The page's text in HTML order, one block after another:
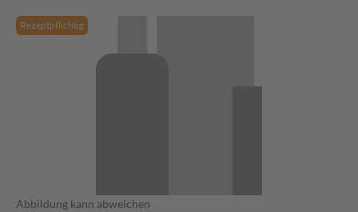
Rezeptpflichtig
Abbildung kann abweichen